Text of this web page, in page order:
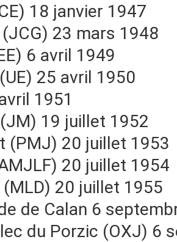
18 janvier 1947
(JCG) 23 mars 1948
6 avril 1949
25 avril 1950
1951
19 juillet 1952
(PMJ) 20 juillet 1953
20 juillet 1954
(MLD) 20 juillet 1955
de Calan 6
du Porzic (OXJ) 6